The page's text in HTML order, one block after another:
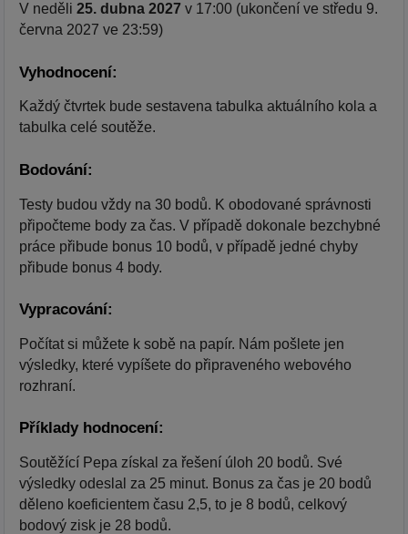
V neděli 25. dubna 2027 v 17:00 (ukončení ve středu 9.
června 2027 ve 23:59)
Vyhodnocení:
Každý čtvrtek bude sestavena tabulka aktuálního kola a
tabulka celé soutěže.
Bodování:
Testy budou vždy na 30 bodů. K obodované správnosti
připočteme body za čas. V případě dokonale bezchybné
práce přibude bonus 10 bodů, v případě jedné chyby
přibude bonus 4 body.
Vypracování:
Počítat si můžete k sobě na papír. Nám pošlete jen
výsledky, které vypíšete do připraveného webového
rozhraní.
Příklady hodnocení:
Soutěžící Pepa získal za řešení úloh 20 bodů. Své
výsledky odeslal za 25 minut. Bonus za čas je 20 bodů
děleno koeficientem času 2,5, to je 8 bodů, celkový
bodový zisk je 28 bodů.